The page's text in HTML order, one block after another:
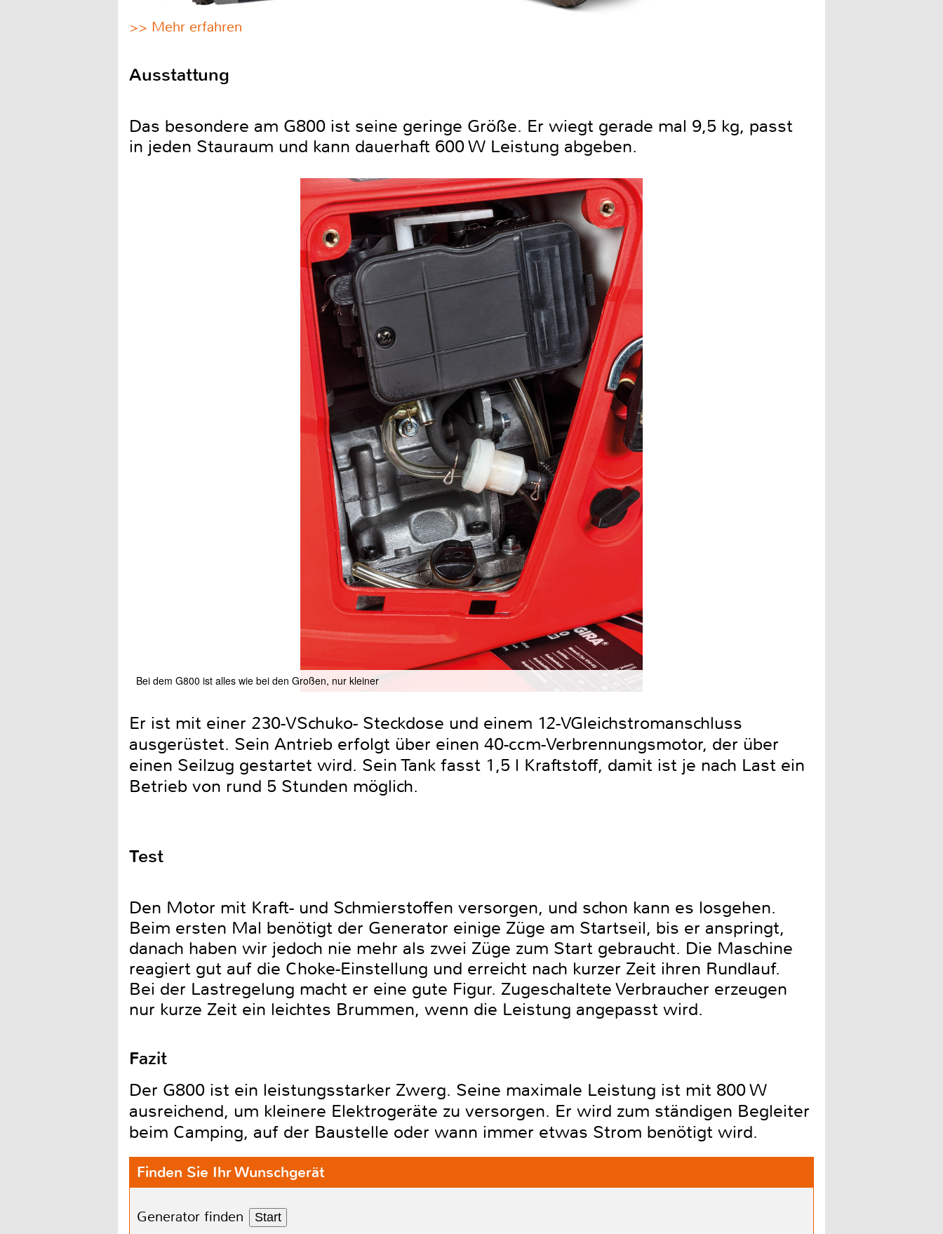
>> Mehr erfahren
Ausstattung
Das besondere am G800 ist seine geringe Größe. Er wiegt gerade mal 9,5 kg, passt
in jeden Stauraum und kann dauerhaft 600 W Leistung abgeben.
Bei dem G800 ist alles wie bei den Großen, nur kleiner
Er ist mit einer 230-VSchuko- Steckdose und einem 12-VGleichstromanschluss
ausgerüstet. Sein Antrieb erfolgt über einen 40-ccm-Verbrennungsmotor, der über
einen Seilzug gestartet wird. Sein Tank fasst 1,5 l Kraftstoff, damit ist je nach Last ein
Betrieb von rund 5 Stunden möglich.
Test
Den Motor mit Kraft- und Schmierstoffen versorgen, und schon kann es losgehen.
Beim ersten Mal benötigt der Generator einige Züge am Startseil, bis er anspringt,
danach haben wir jedoch nie mehr als zwei Züge zum Start gebraucht. Die Maschine
reagiert gut auf die Choke-Einstellung und erreicht nach kurzer Zeit ihren Rundlauf.
Bei der Lastregelung macht er eine gute Figur. Zugeschaltete Verbraucher erzeugen
nur kurze Zeit ein leichtes Brummen, wenn die Leistung angepasst wird.
Fazit
Der G800 ist ein leistungsstarker Zwerg. Seine maximale Leistung ist mit 800 W
ausreichend, um kleinere Elektrogeräte zu versorgen. Er wird zum ständigen Begleiter
beim Camping, auf der Baustelle oder wann immer etwas Strom benötigt wird.
Finden Sie Ihr Wunschgerät
Generator finden Start